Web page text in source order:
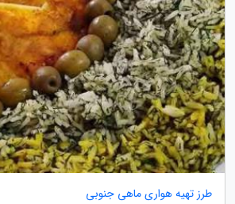
طرز تهیه هواری ماهی جنوبی